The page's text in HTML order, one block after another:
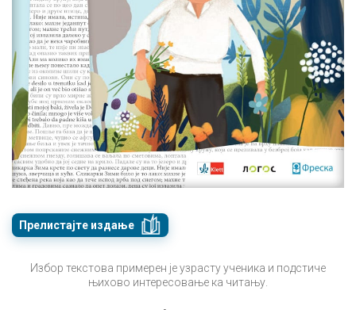
Прелистајте издање
Избор текстова примерен је узрасту ученика и подстиче
њихово интересовање ка читању.